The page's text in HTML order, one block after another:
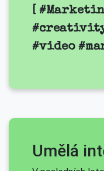
[
#creativity
#video
Umělá